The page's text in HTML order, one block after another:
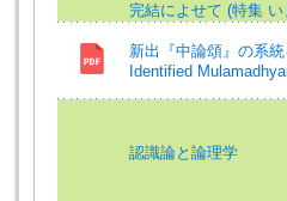
完結によせて (特集
新出『中論頌』の系
Identified
認識論と論理学